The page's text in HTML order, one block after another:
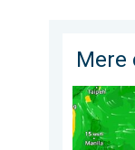
Mere
Endnu